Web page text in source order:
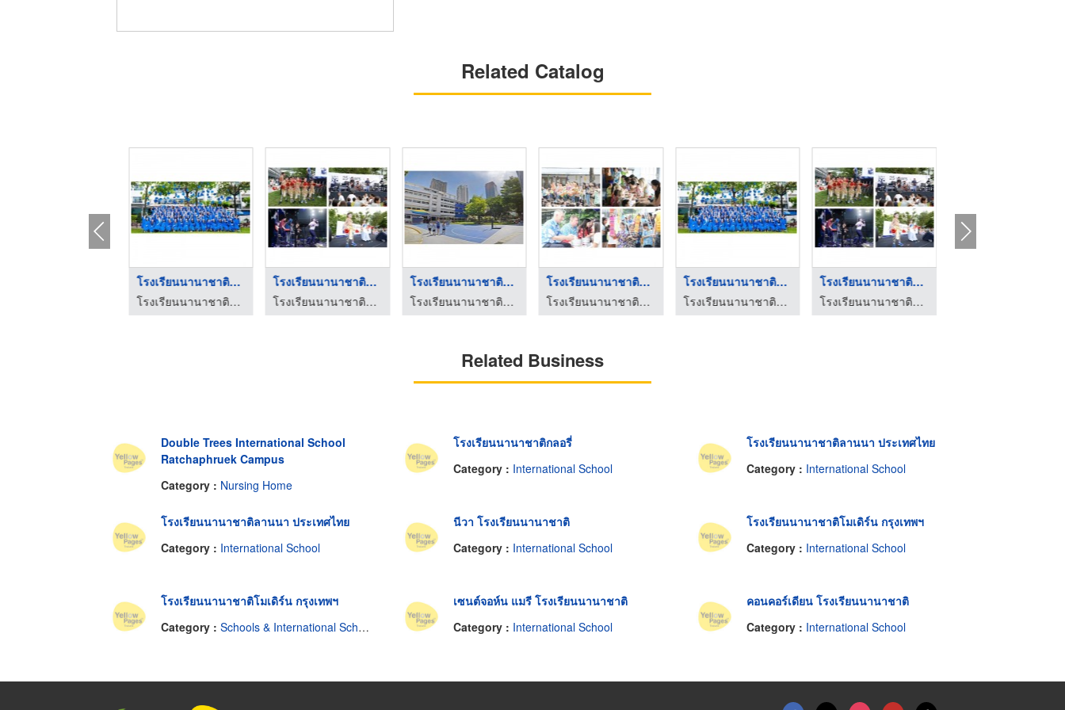
Related Catalog
โรงเรียนนานาชาติระดั ...
โรงเรียนนานาชาตินิสท์
โรงเรียนนานาชาติชั้น ...
โรงเรียนนานาชาตินิสท์
โรงเรียนนานาชาตินิสท ...
โรงเรียนนานาชาตินิสท์
โรงเรียนนานาชาติย่าน ...
โรงเรียนนานาชาตินิสท์
โรงเรียนนานาชาติระดั ...
โรงเรียนนานาชาตินิสท์
โรงเรียนนานาชาติชั้น ...
โรงเรียนนานาชาตินิสท์
Related Business
Double Trees International School
Ratchaphruek Campus
Category : Nursing Home
โรงเรียนนานาชาติกลอรี่
Category : International School
โรงเรียนนานาชาติลานนา ประเทศไทย
Category : International School
โรงเรียนนานาชาติลานนา ประเทศไทย
Category : International School
นีวา โรงเรียนนานาชาติ
Category : International School
โรงเรียนนานาชาติโมเดิร์น กรุงเทพฯ
Category : International School
โรงเรียนนานาชาติโมเดิร์น กรุงเทพฯ
Category : Schools & International School
เซนต์จอห์น แมรี โรงเรียนนานาชาติ
Category : International School
คอนคอร์เดียน โรงเรียนนานาชาติ
Category : International School